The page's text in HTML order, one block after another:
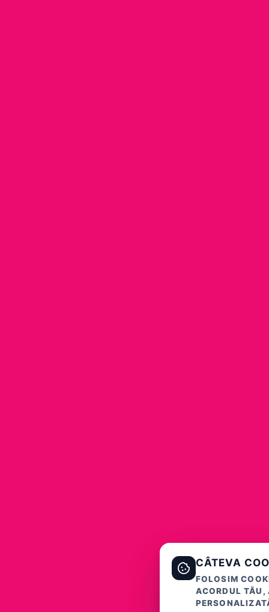
CÂTEVA
FOLOSIM
ACORDUL